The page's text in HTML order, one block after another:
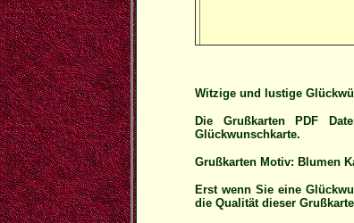
Witzige und lustige
Die Grußkarten PDF
Glückwunschkarte.
Grußkarten Motiv: Blumen
Erst wenn Sie eine
die Qualität dieser